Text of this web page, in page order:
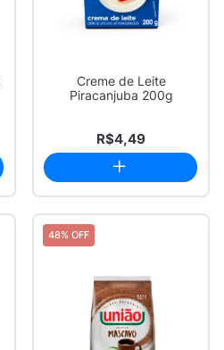
Creme de Leite
Piracanjuba 200g
R$4,49
48% OFF